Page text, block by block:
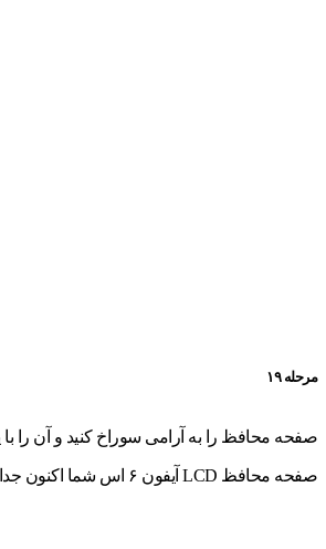
مرحله ۱۹
صفحه محافظ را به آرامی سوراخ کنید و آن را با
صفحه محافظ LCD آیفون ۶ اس شما اکنون جدا شده است.